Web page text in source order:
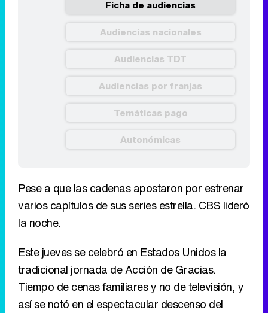
Ficha de audiencias
Audiencias nacionales
Audiencias TDT
Audiencias por franjas
Temáticas pago
Autonómicas
Pese a que las cadenas apostaron por estrenar
varios capítulos de sus series estrella. CBS lideró
la noche.
Este jueves se celebró en Estados Unidos la
tradicional jornada de Acción de Gracias.
Tiempo de cenas familiares y no de televisión, y
así se notó en el espectacular descenso del